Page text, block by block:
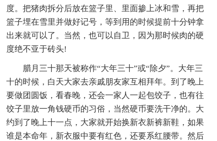
度。把猪肉拆分后放在篮子里、里面掺上冰和雪，再把
篮子埋在雪里并做好记号，等到用的时候提前十分钟拿
出来就可以了。当然，也可以自卫，因为那时候肉的硬
度绝不亚于砖头!
腊月三十那天被称作“大年三十”或“除夕”。大年三
十的时候，白天大家去亲戚朋友家互相拜年。到了晚上
要做团圆饭，看春晚，还会一家人一起包饺子，也有往
饺子里放一角钱硬币的习俗，当然硬币要洗干净的。大
约到了晚上十一点，大家就开始换新衣新裤新鞋，如果
谁是本命年，新衣服中要有红色，还要系红腰带。然后